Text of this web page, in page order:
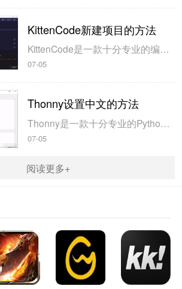
KittenCode新建项目的方法
KittenCode是一款十分专业的编程软件，该软件给用户提供了可视化的操作界面，支持Python语言的编程开发以及第三方库管理，并且提供了很多实用的工具，功能十分强大。我们在使用这款软件进行编程开发的过程中，最基本、最常做的操作就是新建项目，因此我们很有必要掌握新建项目的方法。但是这款软件的专业性...
07-05
Thonny设置中文的方法
Thonny是一款十分专业的Python编辑软件，该软件界面清爽简单，给用户提供了丰富的编程工具，具备代码补全、语法错误显示等功能，非常的适合新手使用。该软件还支持多种语言，所以在下载这款软件的时候，有时候下载到电脑中的软件是英文版本的，这对于英语基础较差的小伙伴来说，使用这款软件就会变得十分困难，...
07-05
阅读更多+